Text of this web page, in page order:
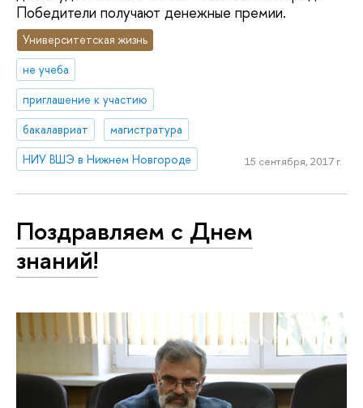
Победители получают денежные премии.
Университетская жизнь
не учеба
приглашение к участию
бакалавриат
магистратура
НИУ ВШЭ в Нижнем Новгороде
15 сентября, 2017 г.
Поздравляем с Днем
знаний!